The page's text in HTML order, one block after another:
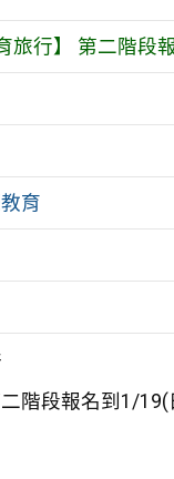
行】 第二階段
育
階段報名到1/